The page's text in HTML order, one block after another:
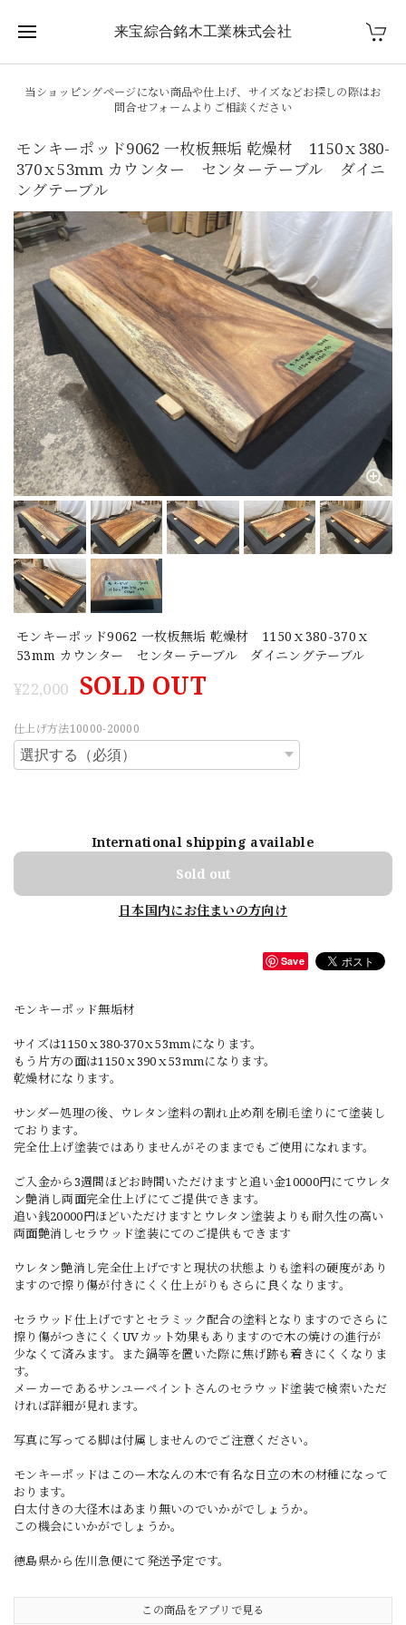
来宝綜合銘木工業株式会社
当ショッピングページにない商品や仕上げ、サイズなどお探しの際はお
問合せフォームよりご相談ください
モンキーポッド9062 一枚板無垢 乾燥材 1150ｘ380-
370ｘ53mm カウンター センターテーブル ダイニ
ングテーブル
モンキーポッド9062 一枚板無垢 乾燥材 1150ｘ380-370ｘ
53mm カウンター センターテーブル ダイニングテーブル
¥22,000 SOLD OUT
仕上げ方法10000-20000
International shipping available
Sold out
日本国内にお住まいの方向け
Save
モンキーポッド無垢材
サイズは1150ｘ380-370ｘ53mmになります。
もう片方の面は1150ｘ390ｘ53mmになります。
乾燥材になります。
サンダー処理の後、ウレタン塗料の割れ止め剤を刷毛塗りにて塗装し
ております。
完全仕上げ塗装ではありませんがそのままでもご使用になれます。
ご入金から3週間ほどお時間いただけますと追い金10000円にてウレタ
ン艶消し両面完全仕上げにてご提供できます。
追い銭20000円ほどいただけますとウレタン塗装よりも耐久性の高い
両面艶消しセラウッド塗装にてのご提供もできます
ウレタン艶消し完全仕上げですと現状の状態よりも塗料の硬度があり
ますので擦り傷が付きにくく仕上がりもさらに良くなります。
セラウッド仕上げですとセラミック配合の塗料となりますのでさらに
擦り傷がつきにくくUVカット効果もありますので木の焼けの進行が
少なくて済みます。また鍋等を置いた際に焦げ跡も着きにくくなりま
す。
メーカーであるサンユーペイントさんのセラウッド塗装で検索いただ
ければ詳細が見れます。
写真に写ってる脚は付属しませんのでご注意ください。
モンキーポッドはこのー木なんの木で有名な日立の木の材種になって
おります。
白太付きの大径木はあまり無いのでいかがでしょうか。
この機会にいかがでしょうか。
徳島県から佐川急便にて発送予定です。
この商品をアプリで見る